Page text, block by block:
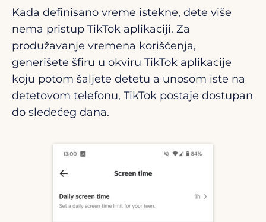
Kada definisano vreme istekne, dete više
nema pristup TikTok aplikaciji. Za
produžavanje vremena korišćenja,
generišete šfiru u okviru TikTok aplikacije
koju potom šaljete detetu a unosom iste na
detetovom telefonu, TikTok postaje dostupan
do sledećeg dana.